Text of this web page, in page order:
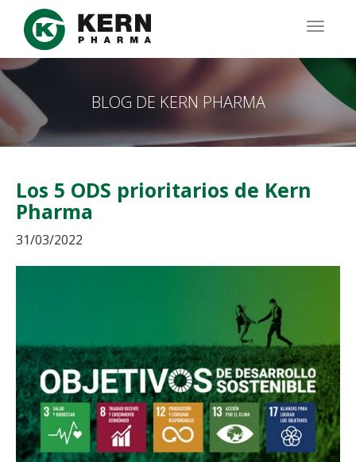
Pasar
contenido
principal
BLOG DE KERN PHARMA
Los 5 ODS prioritarios de Kern
Pharma
31/03/2022